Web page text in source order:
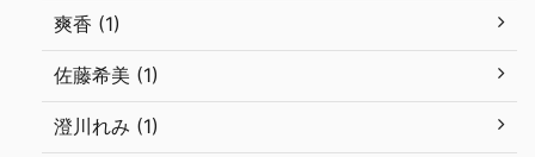
爽香 (1)
佐藤希美 (1)
澄川れみ (1)